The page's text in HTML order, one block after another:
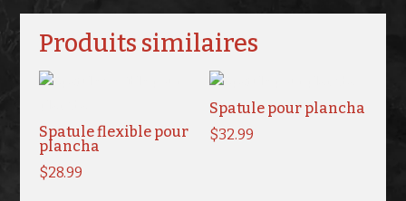
Produits similaires
Spatule flexible pour
plancha
$28.99
Spatule pour plancha
$32.99